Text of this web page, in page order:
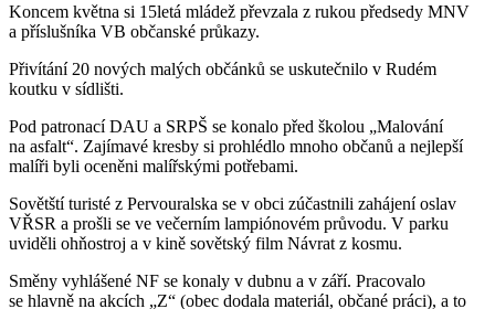
Koncem května si 15letá mládež převzala z rukou předsedy MNV
a příslušníka VB občanské průkazy.
Přivítání 20 nových malých občánků se uskutečnilo v Rudém
koutku v sídlišti.
Pod patronací DAU a SRPŠ se konalo před školou „Malování
na asfalt“. Zajímavé kresby si prohlédlo mnoho občanů a nejlepší
malíři byli oceněni malířskými potřebami.
Sovětští turisté z Pervouralska se v obci zúčastnili zahájení oslav
VŘSR a prošli se ve večerním lampiónovém průvodu. V parku
uviděli ohňostroj a v kině sovětský film Návrat z kosmu.
Směny vyhlášené NF se konaly v dubnu a v září. Pracovalo
se hlavně na akcích „Z“ (obec dodala materiál, občané práci), a to